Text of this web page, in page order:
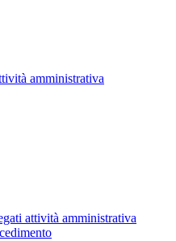
amministrativa
attività amministrativa